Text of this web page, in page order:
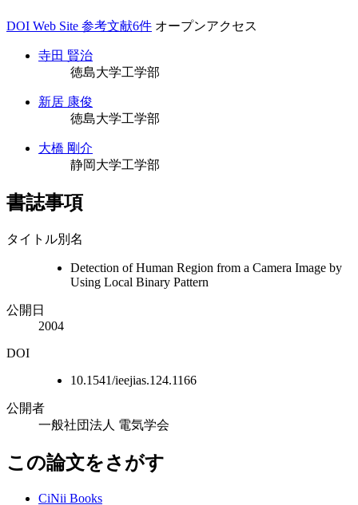
DOI Web Site 参考文献6件 オープンアクセス
寺田 賢治
徳島大学工学部
新居 康俊
徳島大学工学部
大橋 剛介
静岡大学工学部
書誌事項
タイトル別名
Detection of Human Region from a Camera Image by
Using Local Binary Pattern
公開日
2004
DOI
10.1541/ieejias.124.1166
公開者
一般社団法人 電気学会
この論文をさがす
CiNii Books